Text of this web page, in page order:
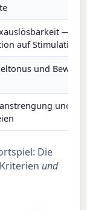
—
auf Stimulation
und
und
Die
und